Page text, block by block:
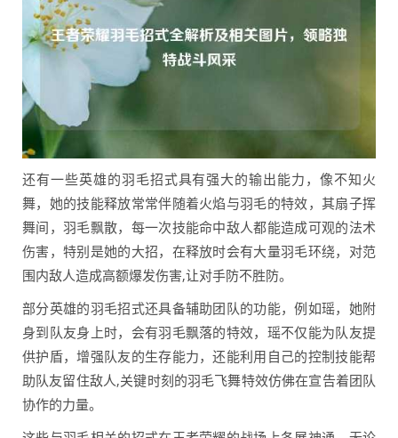
还有一些英雄的羽毛招式具有强大的输出能力，像不知火
舞，她的技能释放常常伴随着火焰与羽毛的特效，其扇子挥
舞间，羽毛飘散，每一次技能命中敌人都能造成可观的法术
伤害，特别是她的大招，在释放时会有大量羽毛环绕，对范
围内敌人造成高额爆发伤害,让对手防不胜防。
部分英雄的羽毛招式还具备辅助团队的功能，例如瑶，她附
身到队友身上时，会有羽毛飘落的特效，瑶不仅能为队友提
供护盾，增强队友的生存能力，还能利用自己的控制技能帮
助队友留住敌人,关键时刻的羽毛飞舞特效仿佛在宣告着团队
协作的力量。